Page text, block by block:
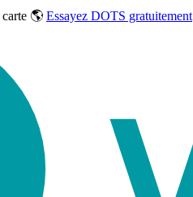
carte 🌎 Essayez DOTS gratuitement